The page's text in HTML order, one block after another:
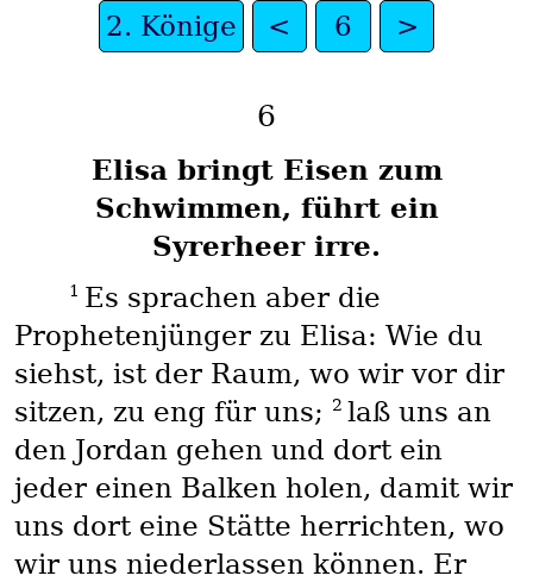
2. Könige < 6 >
6
Elisa bringt Eisen zum
Schwimmen, führt ein
Syrerheer irre.
1 Es sprachen aber die
Prophetenjünger zu Elisa: Wie du
siehst, ist der Raum, wo wir vor dir
sitzen, zu eng für uns;
2 laß uns an
den Jordan gehen und dort ein
jeder einen Balken holen, damit wir
uns dort eine Stätte herrichten, wo
wir uns niederlassen können. Er